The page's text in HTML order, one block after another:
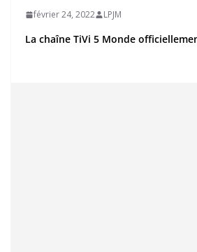
février 24, 2022 LPJM
La chaîne TiVi 5 Monde